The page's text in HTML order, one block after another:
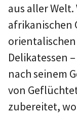
aus aller
afrikanischen
Delikatessen
nach seinem
von
zubereitet,